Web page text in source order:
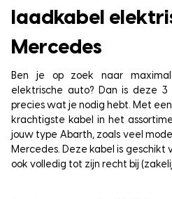
laadkabel
Mercedes
Ben je op zoek naar
elektrische auto? Dan is deze 3
precies wat je nodig hebt. Met
krachtigste kabel in het
jouw type Abarth, zoals veel
Mercedes. Deze kabel is geschikt
ook volledig tot zijn recht bij